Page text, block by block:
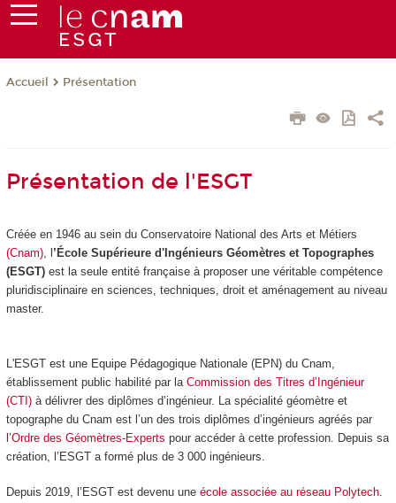
Accueil Présentation
Présentation de l'ESGT
Créée en 1946 au sein du Conservatoire National des Arts et Métiers
(Cnam), l ’École Supérieure d'Ingénieurs Géomètres et Topographes
(ESGT)est la seule entité française à proposer une véritable compétence
pluridisciplinaire en sciences, techniques, droit et aménagement au niveau
master.
L'ESGT est une Equipe Pédagogique Nationale (EPN) du Cnam,
établissement public habilité par la Commission des Titres d’Ingénieur
(CTI)à délivrer des diplômes d’ingénieur. La spécialité géomètre et
topographe du Cnam est l’un des trois diplômes d’ingénieurs agréés par
l’Ordre des Géomètres-Experts pour accéder à cette profession. Depuis sa
création, l’ESGT a formé plus de 3 000 ingénieurs.
Depuis 2019, l’ESGT est devenu une école associée au réseau Polytech.